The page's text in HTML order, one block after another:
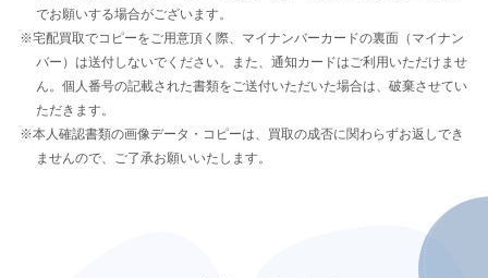
でお願いする場合がございます。
※宅配買取でコピーをご用意頂く際、マイナンバーカードの裏面（マイナン
バー）は送付しないでください。また、通知カードはご利用いただけませ
ん。個人番号の記載された書類をご送付いただいた場合は、破棄させてい
ただきます。
※本人確認書類の画像データ・コピーは、買取の成否に関わらずお返しでき
ませんので、ご了承お願いいたします。